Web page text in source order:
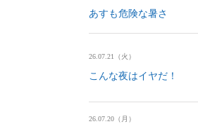
あすも危険な暑さ
26.07.21（火）
こんな夜はイヤだ！
26.07.20（月）